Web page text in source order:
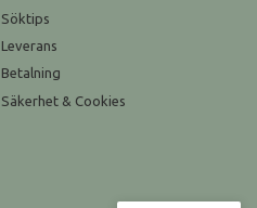
Söktips
Leverans
Betalning
Säkerhet & Cookies